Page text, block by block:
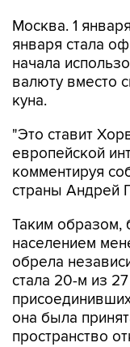
Москва. 1
января стала
начала
валюту вместо
куна.
"Это ставит
европейской
комментируя
страны Андрей
Таким образом,
населением
обрела
стала 20-м из
она была
пространство